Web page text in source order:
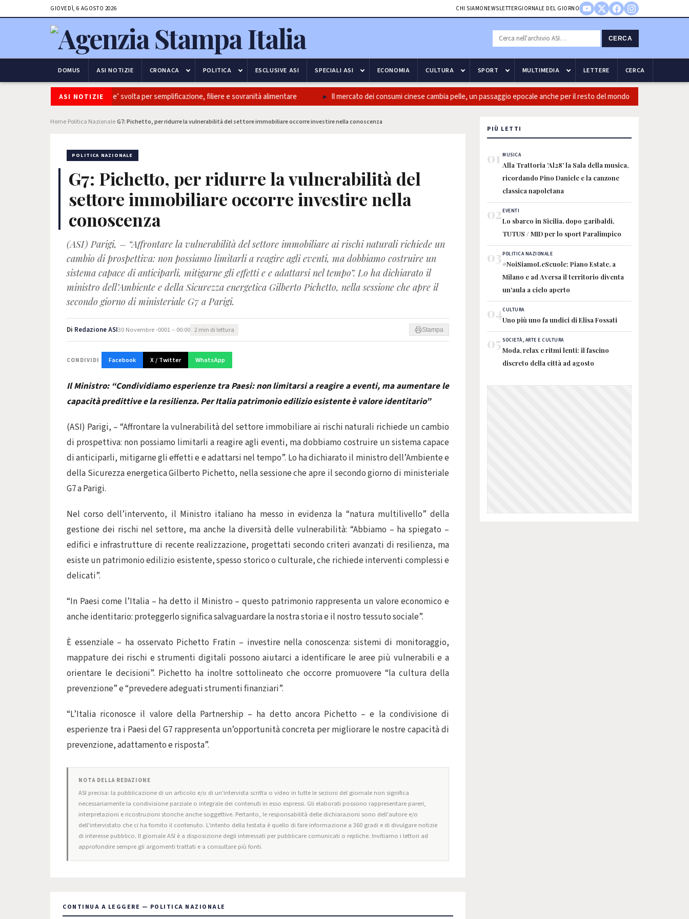
GIOVEDÌ, 6 AGOSTO 2026 CHI SIAMO NEWSLETTERGIORNALE DEL GIORNO
CERCA
DOMUS ASI NOTIZIE CRONACA POLITICA ESCLUSIVE ASI SPECIALI ASI ECONOMIA CULTURA SPORT MULTIMEDIA LETTERE CERCA
ASI NOTIZIE
Coldiretti, ok Camera e’ svolta per semplificazione, filiere e sovranità alimentare Il mercato dei consumi cinese cambia pelle, un passaggio epocale anche per il resto del mondo
Home Politica NazionaleG7: Pichetto, per ridurre la vulnerabilità del settore immobiliare occorre investire nella conoscenza
POLITICA NAZIONALE
G7: Pichetto, per ridurre la vulnerabilità del
settore immobiliare occorre investire nella
conoscenza
​(ASI) Parigi, – “Affrontare la vulnerabilità del settore immobiliare ai rischi naturali richiede un
cambio di prospettiva: non possiamo limitarli a reagire agli eventi, ma dobbiamo costruire un
sistema capace di anticiparli, mitigarne gli effetti e e adattarsi nel tempo”. Lo ha dichiarato il
ministro dell’Ambiente e della Sicurezza energetica Gilberto Pichetto, nella sessione che apre il
secondo giorno di ministeriale G7 a Parigi.
Di Redazione ASI30 Novembre -0001 – 00:00 2 min di lettura Stampa
CONDIVIDI Facebook X / Twitter WhatsApp
Il Ministro: “Condividiamo esperienze tra Paesi: non limitarsi a reagire a eventi, ma aumentare le
capacità predittive e la resilienza. Per Italia patrimonio edilizio esistente è valore identitario”
​(ASI) Parigi, – “Affrontare la vulnerabilità del settore immobiliare ai rischi naturali richiede un cambio
di prospettiva: non possiamo limitarli a reagire agli eventi, ma dobbiamo costruire un sistema capace
di anticiparli, mitigarne gli effetti e e adattarsi nel tempo”. Lo ha dichiarato il ministro dell’Ambiente e
della Sicurezza energetica Gilberto Pichetto, nella sessione che apre il secondo giorno di ministeriale
G7 a Parigi.
Nel corso dell’intervento, il Ministro italiano ha messo in evidenza la “natura multilivello” della
gestione dei rischi nel settore, ma anche la diversità delle vulnerabilità: “Abbiamo – ha spiegato –
edifici e infrastrutture di recente realizzazione, progettati secondo criteri avanzati di resilienza, ma
esiste un patrimonio edilizio esistente, spesso storico o culturale, che richiede interventi complessi e
delicati”.
“In Paesi come l’Italia – ha detto il Ministro – questo patrimonio rappresenta un valore economico e
anche identitario: proteggerlo significa salvaguardare la nostra storia e il nostro tessuto sociale”.
È essenziale – ha osservato Pichetto Fratin – investire nella conoscenza: sistemi di monitoraggio,
mappature dei rischi e strumenti digitali possono aiutarci a identificare le aree più vulnerabili e a
orientare le decisioni”. Pichetto ha inoltre sottolineato che occorre promuovere “la cultura della
prevenzione” e “prevedere adeguati strumenti finanziari”.
“L’Italia riconosce il valore della Partnership – ha detto ancora Pichetto – e la condivisione di
esperienze tra i Paesi del G7 rappresenta un’opportunità concreta per migliorare le nostre capacità di
prevenzione, adattamento e risposta”.
NOTA DELLA REDAZIONE
ASI precisa: la pubblicazione di un articolo e/o di un'intervista scritta o video in tutte le sezioni del giornale non significa
necessariamente la condivisione parziale o integrale dei contenuti in esso espressi. Gli elaborati possono rappresentare pareri,
interpretazioni e ricostruzioni storiche anche soggettive. Pertanto, le responsabilità delle dichiarazioni sono dell'autore e/o
dell'intervistato che ci ha fornito il contenuto. L'intento della testata è quello di fare informazione a 360 gradi e di divulgare notizie
di interesse pubblico. Il giornale ASI è a disposizione degli interessati per pubblicare comunicati o repliche. Invitiamo i lettori ad
approfondire sempre gli argomenti trattati e a consultare più fonti.
CONTINUA A LEGGERE — POLITICA NAZIONALE
PIÙ LETTI
01 MUSICA
Alla Trattoria 'Al28' la Sala della musica,
ricordando Pino Daniele e la canzone
classica napoletana
02EVENTI
Lo sbarco in Sicilia, dopo garibaldi,
TUTUS / MID per lo sport Paralimpico
03POLITICA NAZIONALE
#NoiSiamoLeScuole: Piano Estate, a
Milano e ad Aversa il territorio diventa
un'aula a cielo aperto
04CULTURA
Uno più uno fa undici di Elisa Fossati
05 SOCIETÀ, ARTE E CULTURA
Moda, relax e ritmi lenti: il fascino
discreto della città ad agosto